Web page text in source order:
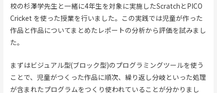
校の杉澤学先生と一緒に4年生を対象に実施したScratchとPICO
Cricket を使った授業を行いました。この実践では児童が作った
作品と作品についてまとめたレポートの分析から評価を試みまし
た。
まずはビジュアル型(ブロック型)のプログラミングツールを使う
ことで、児童がつくった作品に順次、繰り返し分岐といった処理
が含まれたプログラムをつくり使われていることが分かりまし